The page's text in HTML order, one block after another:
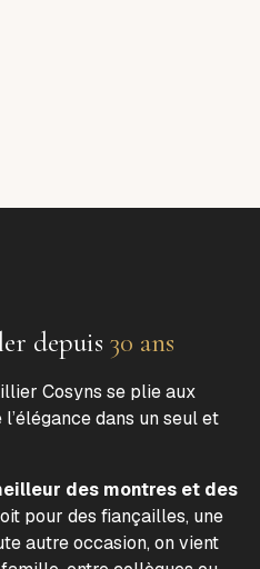
depuis 30 ans
Cosyns se plie aux
dans un seul et
des montres et des
pour des fiançailles, une
autre occasion, on vient